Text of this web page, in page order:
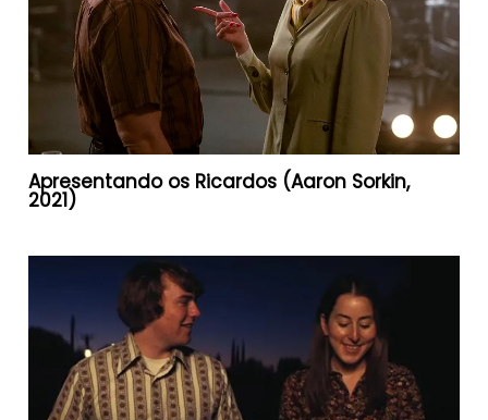
Apresentando os Ricardos (Aaron Sorkin,
2021)